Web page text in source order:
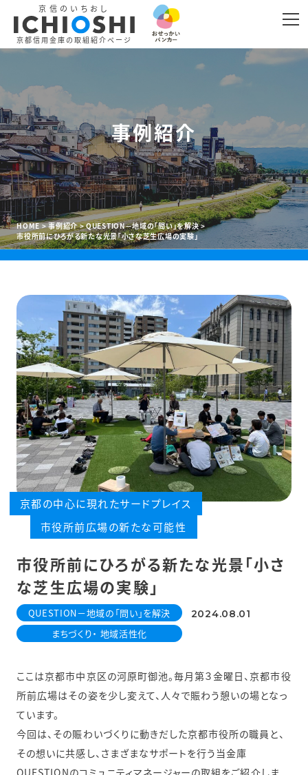
京信のいちおし
京都信用金庫の取組紹介ページ
事例紹介
HOME 事例紹介
QUESTION－地域の「問い」を解決
市役所前にひろがる新たな光景「小さな芝生広場の実験」
京都の中心に現れたサードプレイス
市役所前広場の新たな可能性
市役所前にひろがる新たな光景「小さ
な芝生広場の実験」
QUESTION－地域の「問い」を解決
まちづくり・ 地域活性化
2024.08.01
ここは京都市中京区の河原町御池。毎月第３金曜日、京都市役
所前広場はその姿を少し変えて、人々で賑わう憩いの場となっ
ています。
今回は、その賑わいづくりに動きだした京都市役所の職員と、
その想いに共感し、さまざまなサポートを行う当金庫
QUESTIONのコミュニティマネージャーの取組をご紹介しま
リンクをコピー